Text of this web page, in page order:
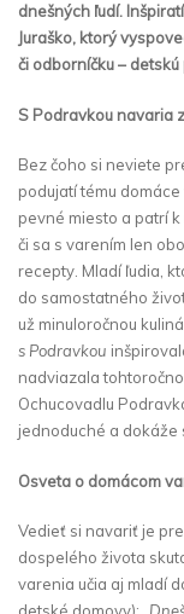
dnešných ľudí.
Juraško, ktorý
či odborníčku –
S Podravkou navaria
Bez čoho si neviete
podujatí tému
pevné miesto a patrí
či sa s varením len
recepty. Mladí ľudia,
do samostatného
už minuloročnou
s Podravkou
nadviazala
Ochucovadlu
jednoduché a dokáže
Osveta o domácom
Vedieť si navariť je
dospelého života
varenia učia aj mladí